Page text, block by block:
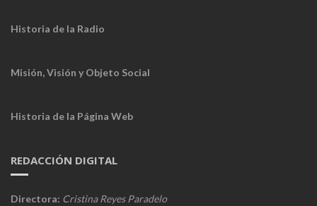
Historia de la Radio
Misión, Visión y Objeto Social
Historia de la Página Web
REDACCIÓN DIGITAL
Directora: Cristina Reyes Paradelo